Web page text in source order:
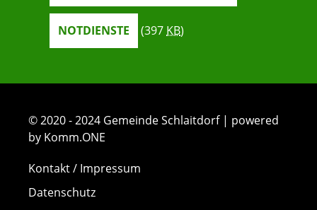
NOTDIENSTE (397 KB)
© 2020 - 2024 Gemeinde Schlaitdorf | powered
by Komm.ONE
Kontakt / Impressum
Datenschutz